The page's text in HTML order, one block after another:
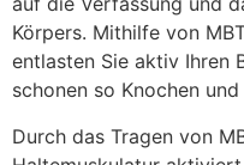
Körpers. Mithilfe von
entlasten Sie aktiv Ihren
schonen so Knochen und
Durch das Tragen von